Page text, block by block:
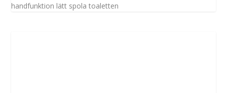
handfunktion lätt spola toaletten